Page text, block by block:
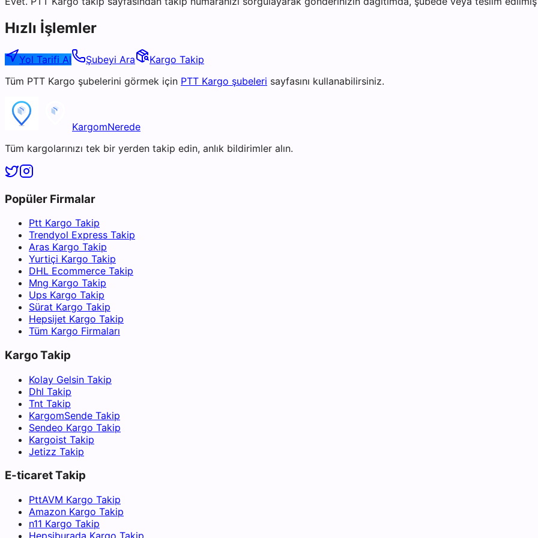
Hızlı İşlemler
Yol Tarifi Al Şubeyi Ara
Kargo Takip
Tüm PTT Kargo şubelerini görmek için PTT Kargo şubeleri sayfasını kullanabilirsiniz.
KargomNerede
Tüm kargolarınızı tek bir yerden takip edin, anlık bildirimler alın.
Popüler Firmalar
Ptt Kargo Takip
Trendyol Express Takip
Aras Kargo Takip
Yurtiçi Kargo Takip
DHL Ecommerce Takip
Mng Kargo Takip
Ups Kargo Takip
Sürat Kargo Takip
Hepsijet Kargo Takip
Tüm Kargo Firmaları
Kargo Takip
Kolay Gelsin Takip
Dhl Takip
Tnt Takip
KargomSende Takip
Sendeo Kargo Takip
Kargoist Takip
Jetizz Takip
E-ticaret Takip
PttAVM Kargo Takip
Amazon Kargo Takip
n11 Kargo Takip